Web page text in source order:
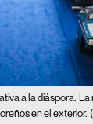
a la diáspora. La
en el exterior.